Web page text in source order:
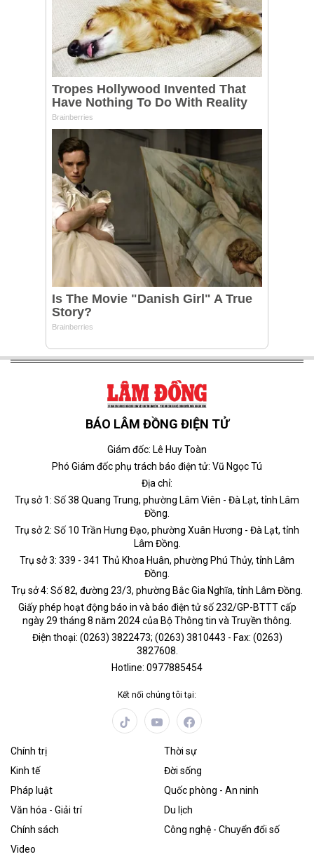
BÁO LÂM ĐỒNG ĐIỆN TỬ
Giám đốc: Lê Huy Toàn
Phó Giám đốc phụ trách báo điện tử: Vũ Ngọc Tú
Địa chỉ:
Trụ sở 1: Số 38 Quang Trung, phường Lâm Viên - Đà Lạt, tỉnh Lâm
Đồng.
Trụ sở 2: Số 10 Trần Hưng Đạo, phường Xuân Hương - Đà Lạt, tỉnh
Lâm Đồng.
Trụ sở 3: 339 - 341 Thủ Khoa Huân, phường Phú Thủy, tỉnh Lâm
Đồng.
Trụ sở 4: Số 82, đường 23/3, phường Bắc Gia Nghĩa, tỉnh Lâm Đồng.
Giấy phép hoạt động báo in và báo điện tử số 232/GP-BTTT cấp
ngày 29 tháng 8 năm 2024 của Bộ Thông tin và Truyền thông.
Điện thoại: (0263) 3822473; (0263) 3810443 - Fax: (0263)
3827608.
Hotline: 0977885454
Kết nối chúng tôi tại:
Chính trị
Thời sự
Kinh tế
Đời sống
Pháp luật
Quốc phòng - An ninh
Văn hóa - Giải trí
Du lịch
Chính sách
Công nghệ - Chuyển đổi số
Video